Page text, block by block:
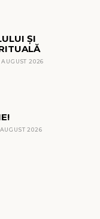
ȘI
AUGUST 2026
2026